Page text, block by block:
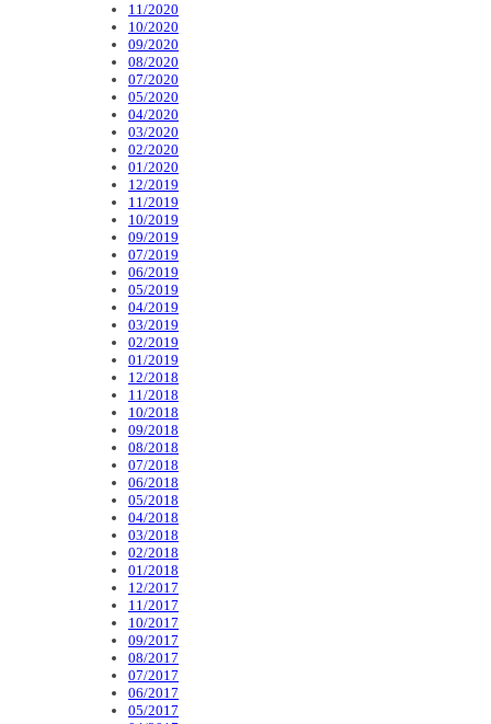
11/2020
10/2020
09/2020
08/2020
07/2020
05/2020
04/2020
03/2020
02/2020
01/2020
12/2019
11/2019
10/2019
09/2019
07/2019
06/2019
05/2019
04/2019
03/2019
02/2019
01/2019
12/2018
11/2018
10/2018
09/2018
08/2018
07/2018
06/2018
05/2018
04/2018
03/2018
02/2018
01/2018
12/2017
11/2017
10/2017
09/2017
08/2017
07/2017
06/2017
05/2017